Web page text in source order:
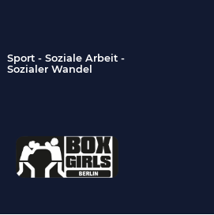
Sport - Soziale Arbeit -
Sozialer Wandel
Hauptnavigation